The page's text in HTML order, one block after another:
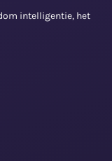
intelligentie, het